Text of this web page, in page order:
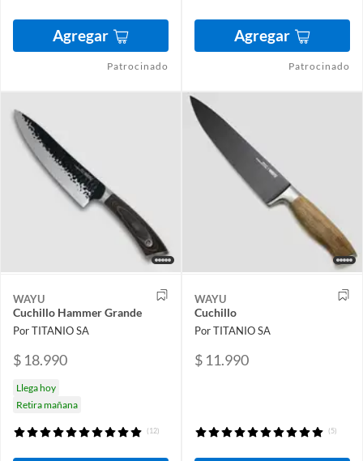
Agregar
Patrocinado
Agregar
Patrocinado
WAYU
Cuchillo Hammer Grande
Por TITANIO SA
$ 18.990
Llega hoy
Retira mañana
(12)
WAYU
Cuchillo
Por TITANIO SA
$ 11.990
(5)